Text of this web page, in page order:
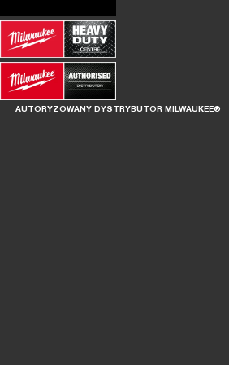
AUTORYZOWANY DYSTRYBUTOR MILWAUKEE®